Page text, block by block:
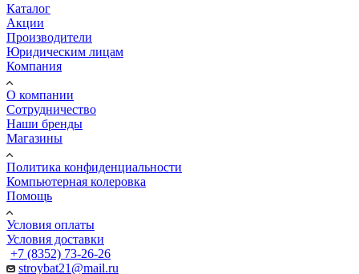
Каталог
Акции
Производители
Юридическим лицам
Компания
О компании
Сотрудничество
Наши бренды
Магазины
Политика конфиденциальности
Компьютерная колеровка
Помощь
Условия оплаты
Условия доставки
+7 (8352) 73-26-26
stroybat21@mail.ru